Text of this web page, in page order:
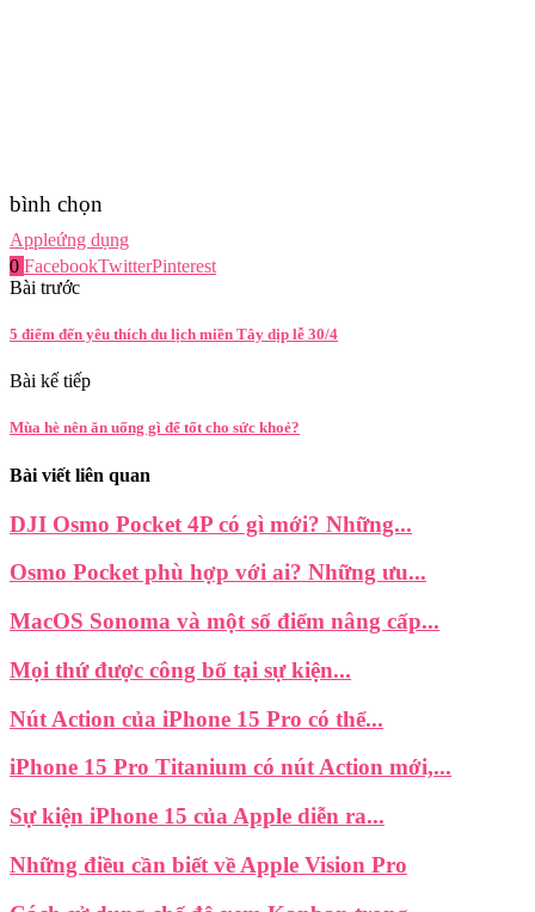
bình chọn
Appleứng dụng
0 FacebookTwitterPinterest
Bài trước
5 điểm đến yêu thích du lịch miền Tây dịp lễ 30/4
Bài kế tiếp
Mùa hè nên ăn uống gì để tốt cho sức khoẻ?
Bài viết liên quan
DJI Osmo Pocket 4P có gì mới? Những...
Osmo Pocket phù hợp với ai? Những ưu...
MacOS Sonoma và một số điểm nâng cấp...
Mọi thứ được công bố tại sự kiện...
Nút Action của iPhone 15 Pro có thể...
iPhone 15 Pro Titanium có nút Action mới,...
Sự kiện iPhone 15 của Apple diễn ra...
Những điều cần biết về Apple Vision Pro